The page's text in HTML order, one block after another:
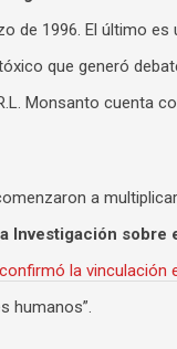
de 1996. El último
que generó
Monsanto cuenta
a
Investigación sobre
confirmó la vinculación
humanos”.